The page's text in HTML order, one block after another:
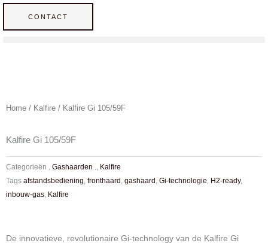
Ga
CONTACT
Home / Kalfire / Kalfire Gi 105/59F
Kalfire Gi 105/59F
Categorieën . Gashaarden .
Kalfire
Tags afstandsbediening fronthaard gashaard Gi-technologie H2-ready,
inbouw-gas Kalfire
De innovatieve, revolutionaire Gi-technology van de Kalfire Gi